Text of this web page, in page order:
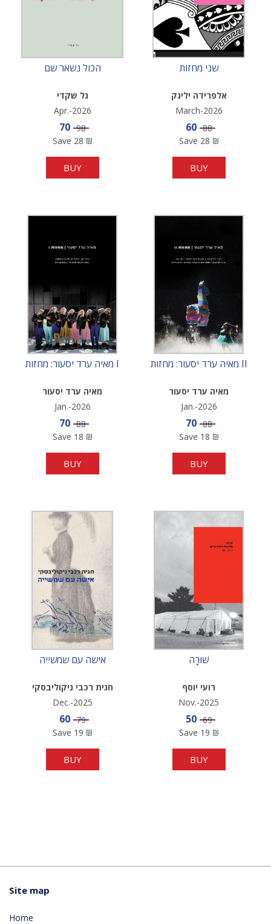
הכול נשאר שם
גל שקדי
Apr.-2026
Sale price
70 Price
98
Save 28 ₪
BUY
שני מחזות
אלפרידה ילינק
March-2026
Sale price
60 Price
88
Save 28 ₪
BUY
מאיה ערד יסעור: מחזות I
מאיה ערד יסעור
Jan.-2026
Sale price
70 Price
88
Save 18 ₪
BUY
מאיה ערד יסעור: מחזות II
מאיה ערד יסעור
Jan.-2026
Sale price
70 Price
88
Save 18 ₪
BUY
אישה עם שמשייה
חגית רכבי ניקוליבסקי
Dec.-2025
Sale price
60 Price
79
Save 19 ₪
BUY
שׁוּרָה
רועי יוסף
Nov.-2025
Sale price
50 Price
69
Save 19 ₪
BUY
Site map
Home